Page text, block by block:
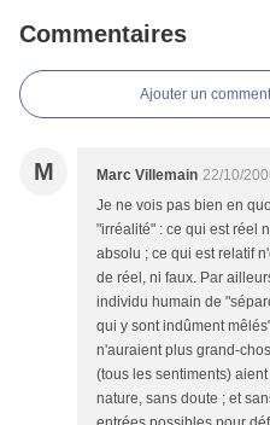
Commentaires
Ajouter un
M Marc Villemain 22/10/
Je ne vois pas bien en
"irréalité" : ce qui est réel
absolu ; ce qui est relatif
de réel, ni faux. Par
individu humain de
qui y sont indûment
n'auraient plus grand-
(tous les sentiments)
nature, sans doute ; et